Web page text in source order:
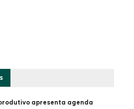
apresenta agenda